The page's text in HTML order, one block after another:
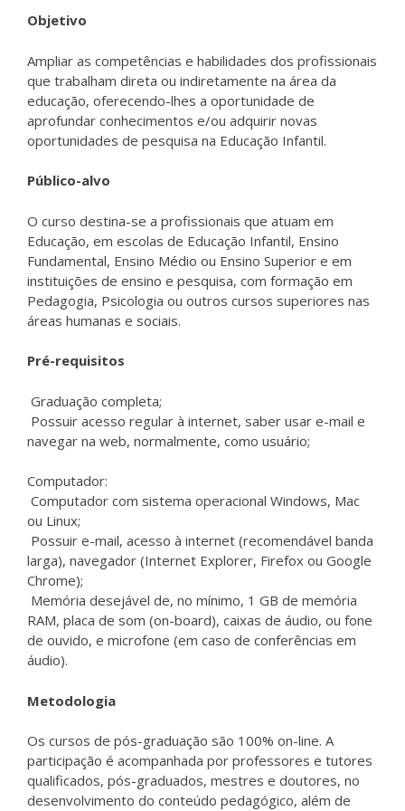
Objetivo
Ampliar as competências e habilidades dos profissionais
que trabalham direta ou indiretamente na área da
educação, oferecendo-lhes a oportunidade de
aprofundar conhecimentos e/ou adquirir novas
oportunidades de pesquisa na Educação Infantil.
Público-alvo
O curso destina-se a profissionais que atuam em
Educação, em escolas de Educação Infantil, Ensino
Fundamental, Ensino Médio ou Ensino Superior e em
instituições de ensino e pesquisa, com formação em
Pedagogia, Psicologia ou outros cursos superiores nas
áreas humanas e sociais.
Pré-requisitos
Graduação completa;
Possuir acesso regular à internet, saber usar e-mail e
navegar na web, normalmente, como usuário;
Computador:
Computador com sistema operacional Windows, Mac
ou Linux;
Possuir e-mail, acesso à internet (recomendável banda
larga), navegador (Internet Explorer, Firefox ou Google
Chrome);
Memória desejável de, no mínimo, 1 GB de memória
RAM, placa de som (on-board), caixas de áudio, ou fone
de ouvido, e microfone (em caso de conferências em
áudio).
Metodologia
Os cursos de pós-graduação são 100% on-line. A
participação é acompanhada por professores e tutores
qualificados, pós-graduados, mestres e doutores, no
desenvolvimento do conteúdo pedagógico, além de